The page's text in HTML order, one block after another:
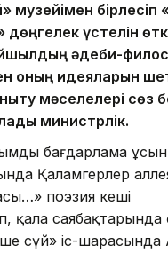
музейімен бірлесіп
үстелін
әдеби-
оның идеяларын
мәселелері сөз
министрлік.
бағдарлама
Қаламгерлер
поэзия кеші
саябақтарында
сүй» іс-шарасында